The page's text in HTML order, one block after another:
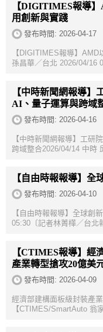
【DIGITIMES報導
用創新與實踐
發布時間: 2026-04-17
【DIGITIMES報導】
孫昌華／台北 2026/04/16
【中時新聞網報導】
AI、量子運算與跨域
發布時間: 2026-04-16
【中時新聞網報導】工研
跨域整合2026/04/14 中時
【自由時報報導】全
發布時間: 2026-04-10
【自由時報報導】全球創
05:30〔記者林菁樺／台北
【CTIMES報導】經
產業轉型搶攻20億美
發布時間: 2026-04-09
經濟部建構面板級封裝產
【CTIMES/SmartAuto 翁家騏 報導】 2026年04